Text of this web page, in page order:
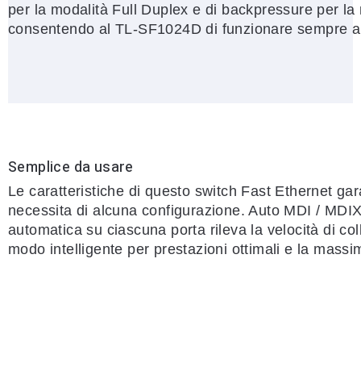
per la modalità Full Duplex e di backpressure per
consentendo al TL-SF1024D di funzionare sempre
Semplice da usare
Le caratteristiche di questo switch Fast Ethernet
necessita di alcuna configurazione. Auto MDI /
automatica su ciascuna porta rileva la velocità di
modo intelligente per prestazioni ottimali e la